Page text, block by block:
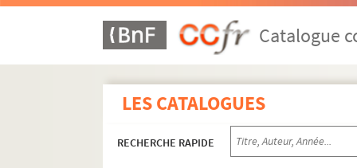
Catalogue
LES CATALOGUES
RECHERCHE RAPIDE